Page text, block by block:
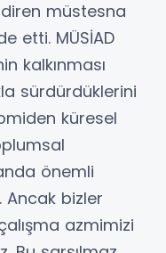
müstesna
etti. MÜSİAD
kalkınması
sürdürdüklerini
küresel
önemli
Ancak bizler
azmimizi